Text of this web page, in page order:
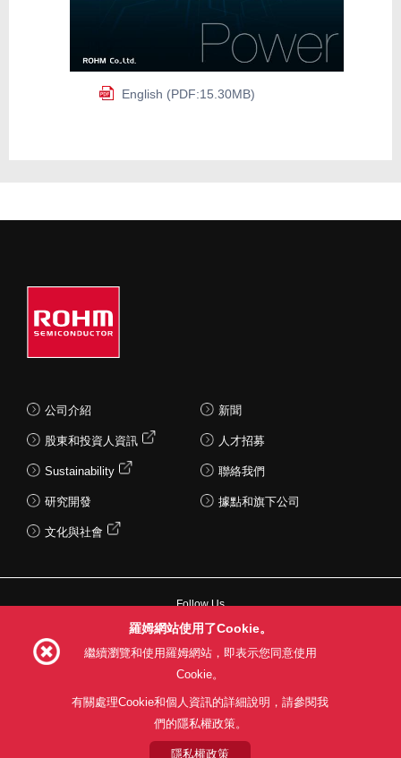
English (PDF:15.30MB)
公司介紹
股東和投資人資訊
Sustainability
研究開發
文化與社會
新聞
人才招募
聯絡我們
據點和旗下公司
Follow Us
網站使用條款 利用目的 隱私權政策
網站地圖
關於本公司產品銷售之標準條款(PDF)
羅姆網站使用了Cookie。
繼續瀏覽和使用羅姆網站，即表示您同意使用
Cookie。
有關處理Cookie和個人資訊的詳細說明，請參閱我
們的隱私權政策。
隱私權政策